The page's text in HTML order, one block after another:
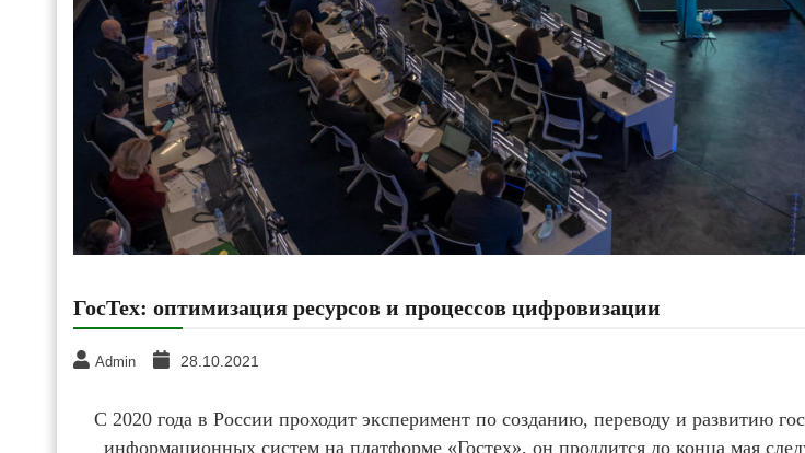
ГосТех: оптимизация ресурсов и процессов цифровизации
Admin 28.10.2021
С 2020 года в России проходит эксперимент по созданию, переводу и развитию
информационных систем на платформе «Гостех», он продлится до конца мая